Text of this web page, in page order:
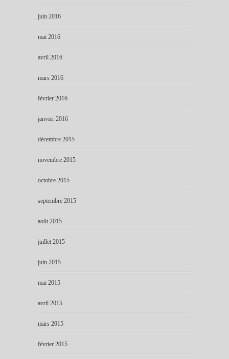
juin 2016
mai 2016
avril 2016
mars 2016
février 2016
janvier 2016
décembre 2015
novembre 2015
octobre 2015
septembre 2015
août 2015
juillet 2015
juin 2015
mai 2015
avril 2015
mars 2015
février 2015